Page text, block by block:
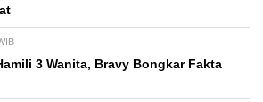
3 Wanita, Bravy Bongkar Fakta